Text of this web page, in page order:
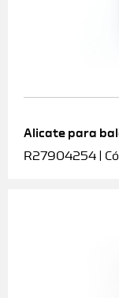
Alicate para
R27904254 |